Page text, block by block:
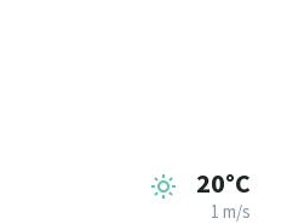
20°C
1 m/s